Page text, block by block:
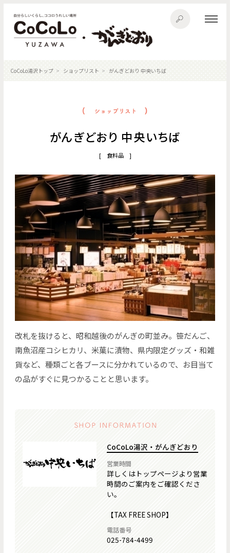
CoCoLo湯沢トップ ショップリスト がんぎどおり 中央いちば
がんぎどおり 中央いちば
[ 食料品 ]
改札を抜けると、昭和越後のがんぎの町並み。笹だんご、
南魚沼産コシヒカリ、米菓に漬物、県内限定グッズ・和雑
貨など、種類ごと各ブースに分かれているので、お目当て
の品がすぐに見つかることと思います。
CoCoLo湯沢・がんぎどおり
営業時間
詳しくはトップページより営業
時間のご案内をご確認くださ
い。
【TAX FREE SHOP】
電話番号
025-784-4499